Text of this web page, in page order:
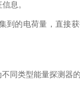
息。
到的电荷量，直接
同类型能量探测器